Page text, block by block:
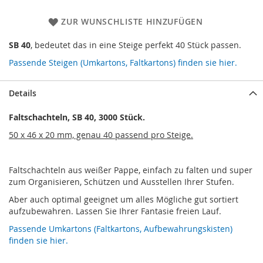
ZUR WUNSCHLISTE HINZUFÜGEN
SB 40, bedeutet das in eine Steige perfekt 40 Stück passen.
Passende Steigen (Umkartons, Faltkartons) finden sie hier.
Details
Faltschachteln, SB 40, 3000 Stück.
50 x 46 x 20 mm, genau 40 passend pro Steige.
Faltschachteln aus weißer Pappe, einfach zu falten und super
zum Organisieren, Schützen und Ausstellen Ihrer Stufen.
Aber auch optimal geeignet um alles Mögliche gut sortiert
aufzubewahren. Lassen Sie Ihrer Fantasie freien Lauf.
Passende Umkartons (Faltkartons, Aufbewahrungskisten)
finden sie hier.